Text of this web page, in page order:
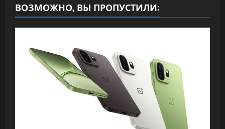
ВОЗМОЖНО, ВЫ ПРОПУСТИЛИ: